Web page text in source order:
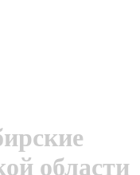
области